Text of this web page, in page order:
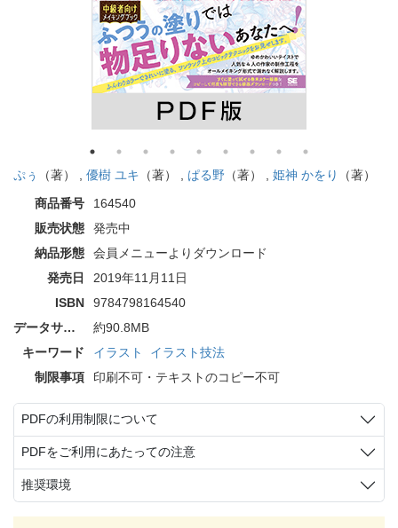
ぷぅ （著） , 優樹 ユキ （著） , ぱる野 （著） , 姫神 かをり
（著）
商品番号
164540
販売状態
発売中
納品形態
会員メニューよりダウンロード
発売日
2019年11月11日
ISBN
9784798164540
データサイズ
約90.8MB
キーワード
イラスト
イラスト技法
制限事項
印刷不可・テキストのコピー不可
PDFの利用制限について
PDFをご利用にあたっての注意
推奨環境